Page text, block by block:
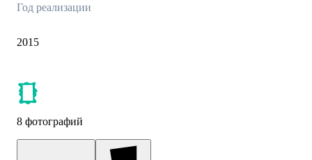
Год реализации
2015
8 фотографий